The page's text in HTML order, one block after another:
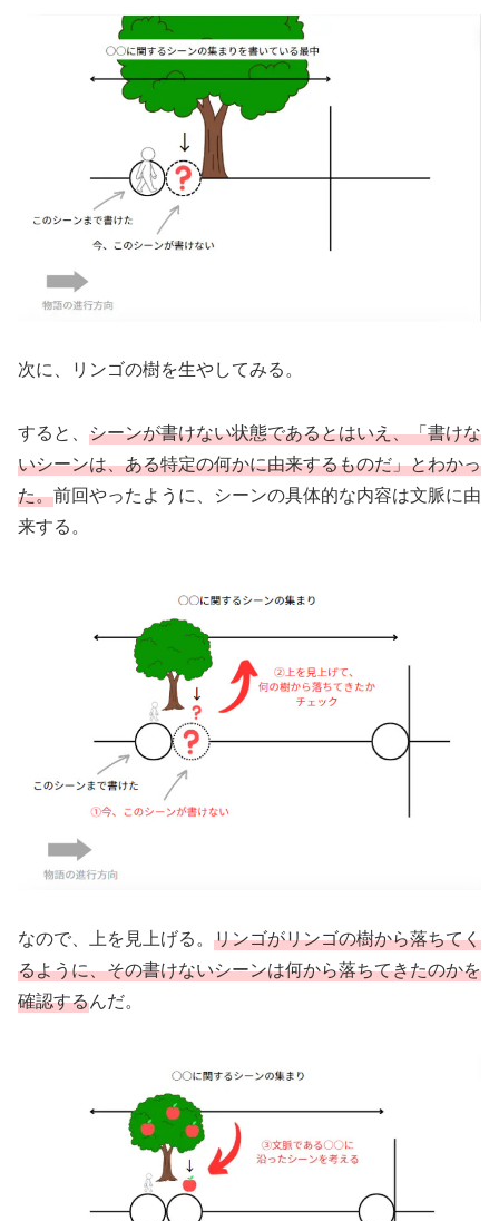
次に、リンゴの樹を生やしてみる。
すると、 シーンが書けない状態であるとはいえ、「書けな
いシーンは、ある特定の何かに由来するものだ」とわかっ
た。前回やったように、シーンの具体的な内容は文脈に由
来する。
なので、上を見上げる。 リンゴがリンゴの樹から落ちてく
るように、その書けないシーンは何から落ちてきたのかを
確認するんだ。